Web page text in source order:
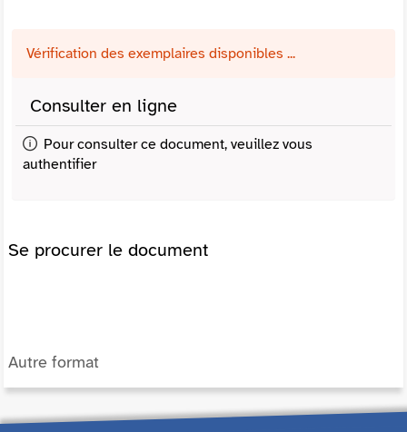
Vérification des exemplaires disponibles ...
Consulter en ligne
Pour consulter ce document, veuillez vous
authentifier
Se procurer le document
Autre format